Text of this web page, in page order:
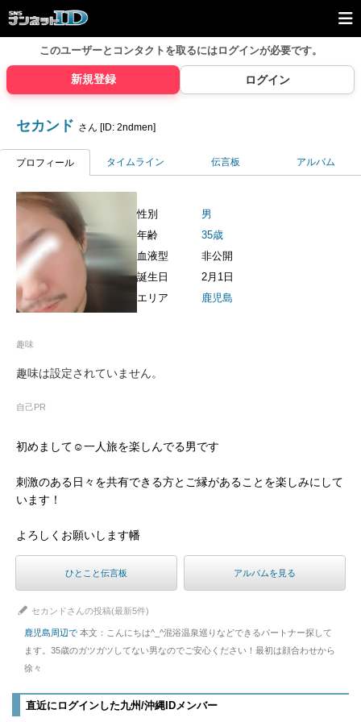
このユーザーとコンタクトを取るにはログインが必要です。
新規登録 ログイン
セカンド さん [ID: 2ndmen]
プロフィール タイムライン 伝言板 アルバム
性別
男
年齢
35歳
血液型
非公開
誕生日
2月1日
エリア
鹿児島
趣味
趣味は設定されていません。
自己PR
初めまして☺一人旅を楽しんでる男です
刺激のある日々を共有できる方とご縁があることを楽しみにして
います！
よろしくお願いします幡
ひとこと伝言板 アルバムを見る
セカンドさんの投稿(最新5件)
鹿児島周辺で 本文：こんにちは^_^混浴温泉巡りなどできるパートナー探して
ます。35歳のガツガツしてない男なのでご安心ください！最初は顔合わせから
徐々
直近にログインした九州/沖縄IDメンバー